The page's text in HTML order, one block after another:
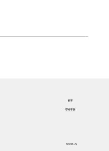
顧客
聯絡客服
SOCIALS